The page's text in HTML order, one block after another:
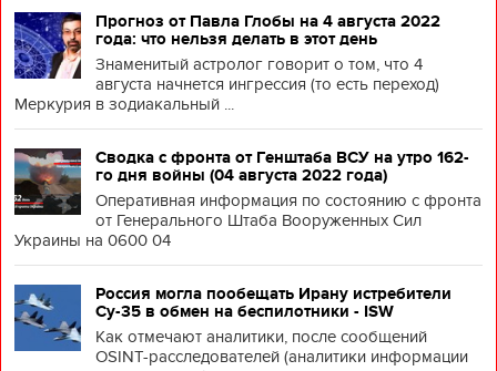
Прогноз от Павла Глобы на 4 августа 2022
года: что нельзя делать в этот день
Знаменитый астролог говорит о том, что 4
августа начнется ингрессия (то есть переход)
Меркурия в зодиакальный ...
Сводка с фронта от Генштаба ВСУ на утро 162-
го дня войны (04 августа 2022 года)
Оперативная информация по состоянию с фронта
от Генерального Штаба Вооруженных Сил
Украины на 0600 04
Россия могла пообещать Ирану истребители
Су-35 в обмен на беспилотники - ISW
Как отмечают аналитики, после сообщений
OSINT-расследователей (аналитики информации